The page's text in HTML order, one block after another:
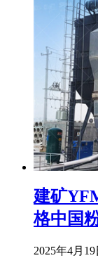
建矿
格中国
2025年4月